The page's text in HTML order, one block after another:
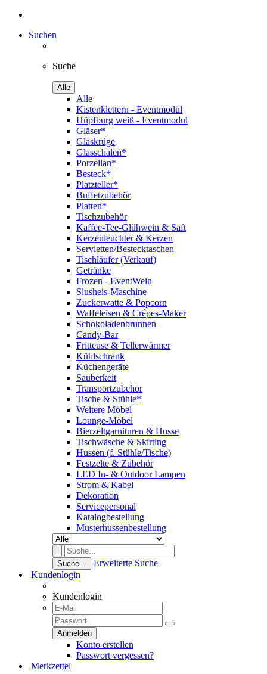
Suchen
Suche
Alle
Alle
Kistenklettern - Eventmodul
Hüpfburg weiß - Eventmodul
Gläser*
Glaskrüge
Glasschalen*
Porzellan*
Besteck*
Platzteller*
Buffetzubehör
Platten*
Tischzubehör
Kaffee-Tee-Glühwein & Saft
Kerzenleuchter & Kerzen
Servietten/Bestecktaschen
Tischläufer (Verkauf)
Getränke
Frozen - EventWein
Slusheis-Maschine
Zuckerwatte & Popcorn
Waffeleisen & Crépes-Maker
Schokoladenbrunnen
Candy-Bar
Fritteuse & Tellerwärmer
Kühlschrank
Küchengeräte
Sauberkeit
Transportzubehör
Tische & Stühle*
Weitere Möbel
Lounge-Möbel
Bierzeltgarnituren & Husse
Tischwäsche & Skirting
Hussen (f. Stühle/Tische)
Festzelte & Zubehör
LED In- & Outdoor Lampen
Strom & Kabel
Dekoration
Servicepersonal
Katalogbestellung
Musterhussenbestellung
Suche...
Erweiterte Suche
Kundenlogin
Kundenlogin
Konto erstellen
Passwort vergessen?
Merkzettel